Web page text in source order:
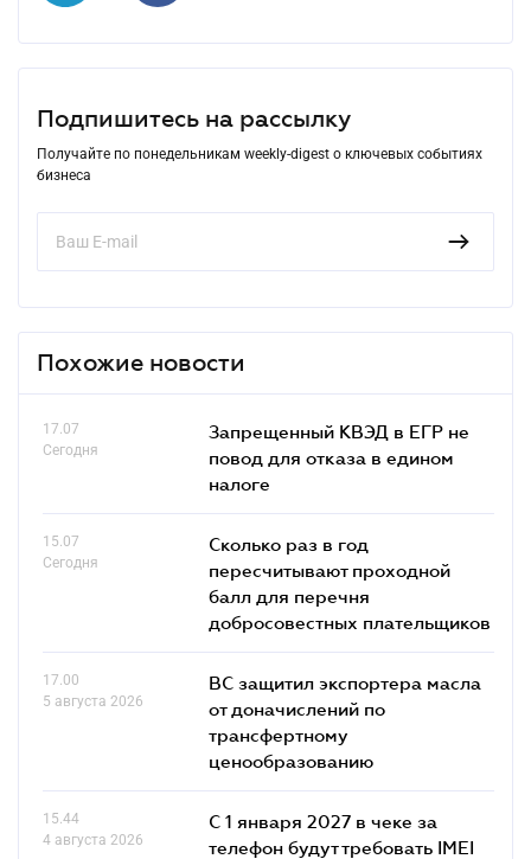
Подпишитесь на рассылку
Получайте по понедельникам weekly-digest о ключевых событиях
бизнеса
Похожие новости
17.07
Сегодня
Запрещенный КВЭД в ЕГР не
повод для отказа в едином
налоге
15.07
Сегодня
Сколько раз в год
пересчитывают проходной
балл для перечня
добросовестных плательщиков
17.00
5 августа 2026
ВС защитил экспортера масла
от доначислений по
трансфертному
ценообразованию
15.44
4 августа 2026
С 1 января 2027 в чеке за
телефон будут требовать IMEI